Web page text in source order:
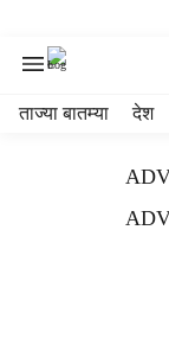
ताज्या बातम्या देश